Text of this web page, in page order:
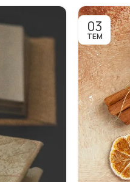
03
TEM